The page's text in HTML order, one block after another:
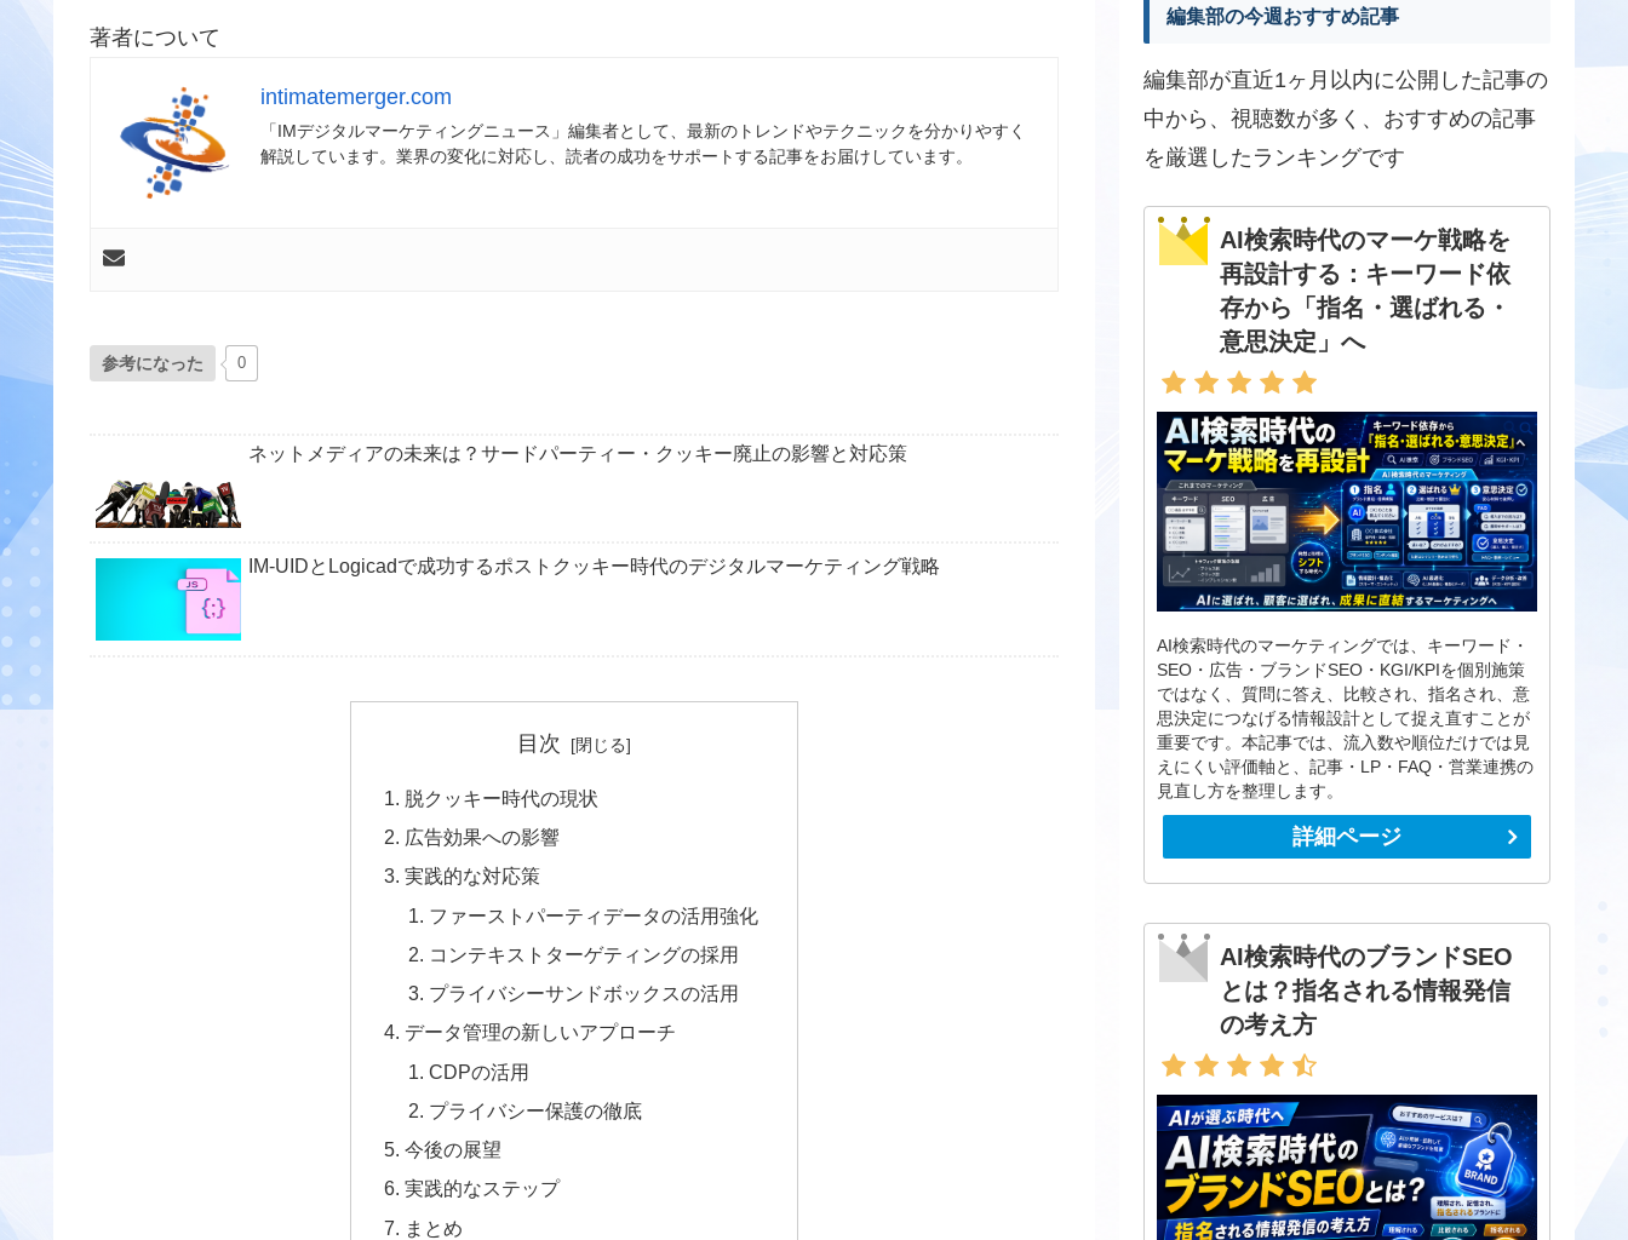
著者について
intimatemerger.com
「IMデジタルマーケティングニュース」編集者として、最新のトレンドやテクニックを分かりやすく
解説しています。業界の変化に対応し、読者の成功をサポートする記事をお届けしています。
参考になった 0
ネットメディアの未来は？サードパーティー・クッキー廃止の影響と対応策
IM-UIDとLogicadで成功するポストクッキー時代のデジタルマーケティング戦略
目次
脱クッキー時代の現状
広告効果への影響
実践的な対応策
ファーストパーティデータの活用強化
コンテキストターゲティングの採用
プライバシーサンドボックスの活用
データ管理の新しいアプローチ
CDPの活用
プライバシー保護の徹底
今後の展望
実践的なステップ
まとめ
編集部の今週おすすめ記事
編集部が直近1ヶ月以内に公開した記事の
中から、視聴数が多く、おすすめの記事
を厳選したランキングです
AI検索時代のマーケ戦略を
再設計する：キーワード依
存から「指名・選ばれる・
意思決定」へ
AI検索時代のマーケティングでは、キーワード・
SEO・広告・ブランドSEO・KGI/KPIを個別施策
ではなく、質問に答え、比較され、指名され、意
思決定につなげる情報設計として捉え直すことが
重要です。本記事では、流入数や順位だけでは見
えにくい評価軸と、記事・LP・FAQ・営業連携の
見直し方を整理します。
詳細ページ
AI検索時代のブランドSEO
とは？指名される情報発信
の考え方